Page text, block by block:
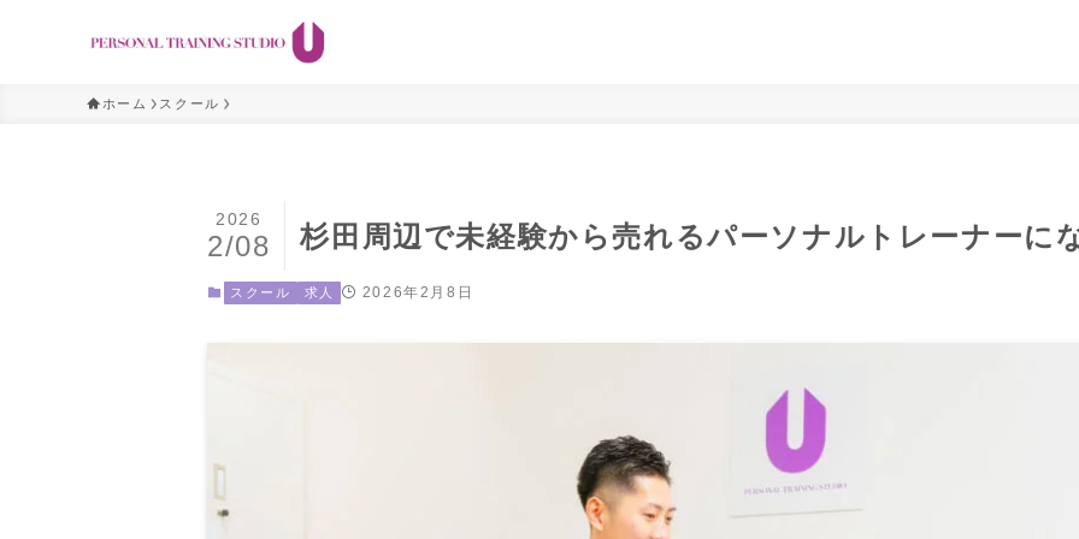
ホーム スクール
杉田周辺で未経験から売れるパーソナルトレーナーに
2026
2/08
スクール 求人 2026年2月8日